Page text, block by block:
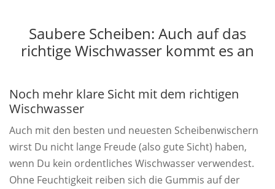
Saubere Scheiben: Auch auf das
richtige Wischwasser kommt es an
Noch mehr klare Sicht mit dem richtigen
Wischwasser
Auch mit den besten und neuesten Scheibenwischern
wirst Du nicht lange Freude (also gute Sicht) haben,
wenn Du kein ordentliches Wischwasser verwendest.
Ohne Feuchtigkeit reiben sich die Gummis auf der